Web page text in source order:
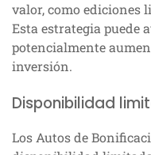
valor, como ediciones
Esta estrategia puede
potencialmente
inversión.
Disponibilidad
Los Autos de